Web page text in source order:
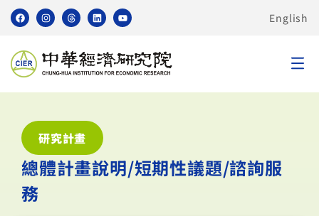
English
研究計畫
總體計畫說明/短期性議題/諮詢服
務